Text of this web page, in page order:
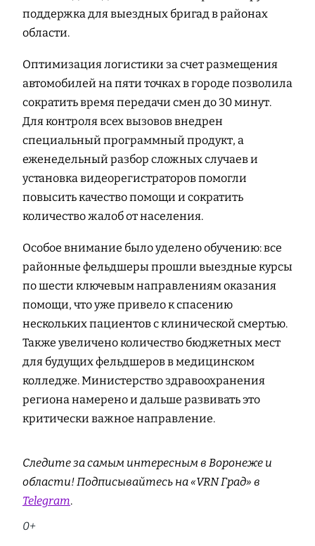
поддержка для выездных бригад в районах
области.
Оптимизация логистики за счет размещения
автомобилей на пяти точках в городе позволила
сократить время передачи смен до 30 минут.
Для контроля всех вызовов внедрен
специальный программный продукт, а
еженедельный разбор сложных случаев и
установка видеорегистраторов помогли
повысить качество помощи и сократить
количество жалоб от населения.
Особое внимание было уделено обучению: все
районные фельдшеры прошли выездные курсы
по шести ключевым направлениям оказания
помощи, что уже привело к спасению
нескольких пациентов с клинической смертью.
Также увеличено количество бюджетных мест
для будущих фельдшеров в медицинском
колледже. Министерство здравоохранения
региона намерено и дальше развивать это
критически важное направление.
Следите за самым интересным в Воронеже и
области! Подписывайтесь на «VRN Град» в
Telegram.
0+